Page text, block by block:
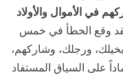
في الأموال والأولاد
وقع الخطأ في خمس
ورجلك، وشاركهم،
على السياق المستفاد